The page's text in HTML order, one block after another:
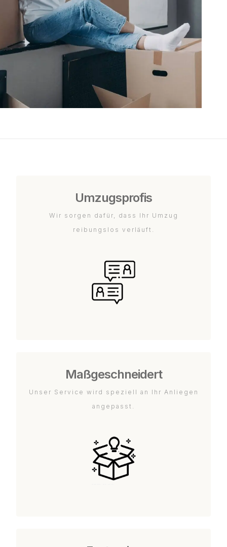
Umzugsprofis
Wir sorgen dafür, dass Ihr Umzug
reibungslos verläuft.
Maßgeschneidert
Unser Service wird speziell an Ihr Anliegen
angepasst.